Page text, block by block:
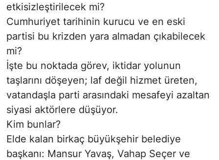
etkisizleştirilecek mi?
Cumhuriyet tarihinin kurucu ve en eski
partisi bu krizden yara almadan çıkabilecek
mi?
İşte bu noktada görev, iktidar yolunun
taşlarını döşeyen; laf değil hizmet üreten,
vatandaşla parti arasındaki mesafeyi azaltan
siyasi aktörlere düşüyor.
Kim bunlar?
Elde kalan birkaç büyükşehir belediye
başkanı: Mansur Yavaş, Vahap Seçer ve